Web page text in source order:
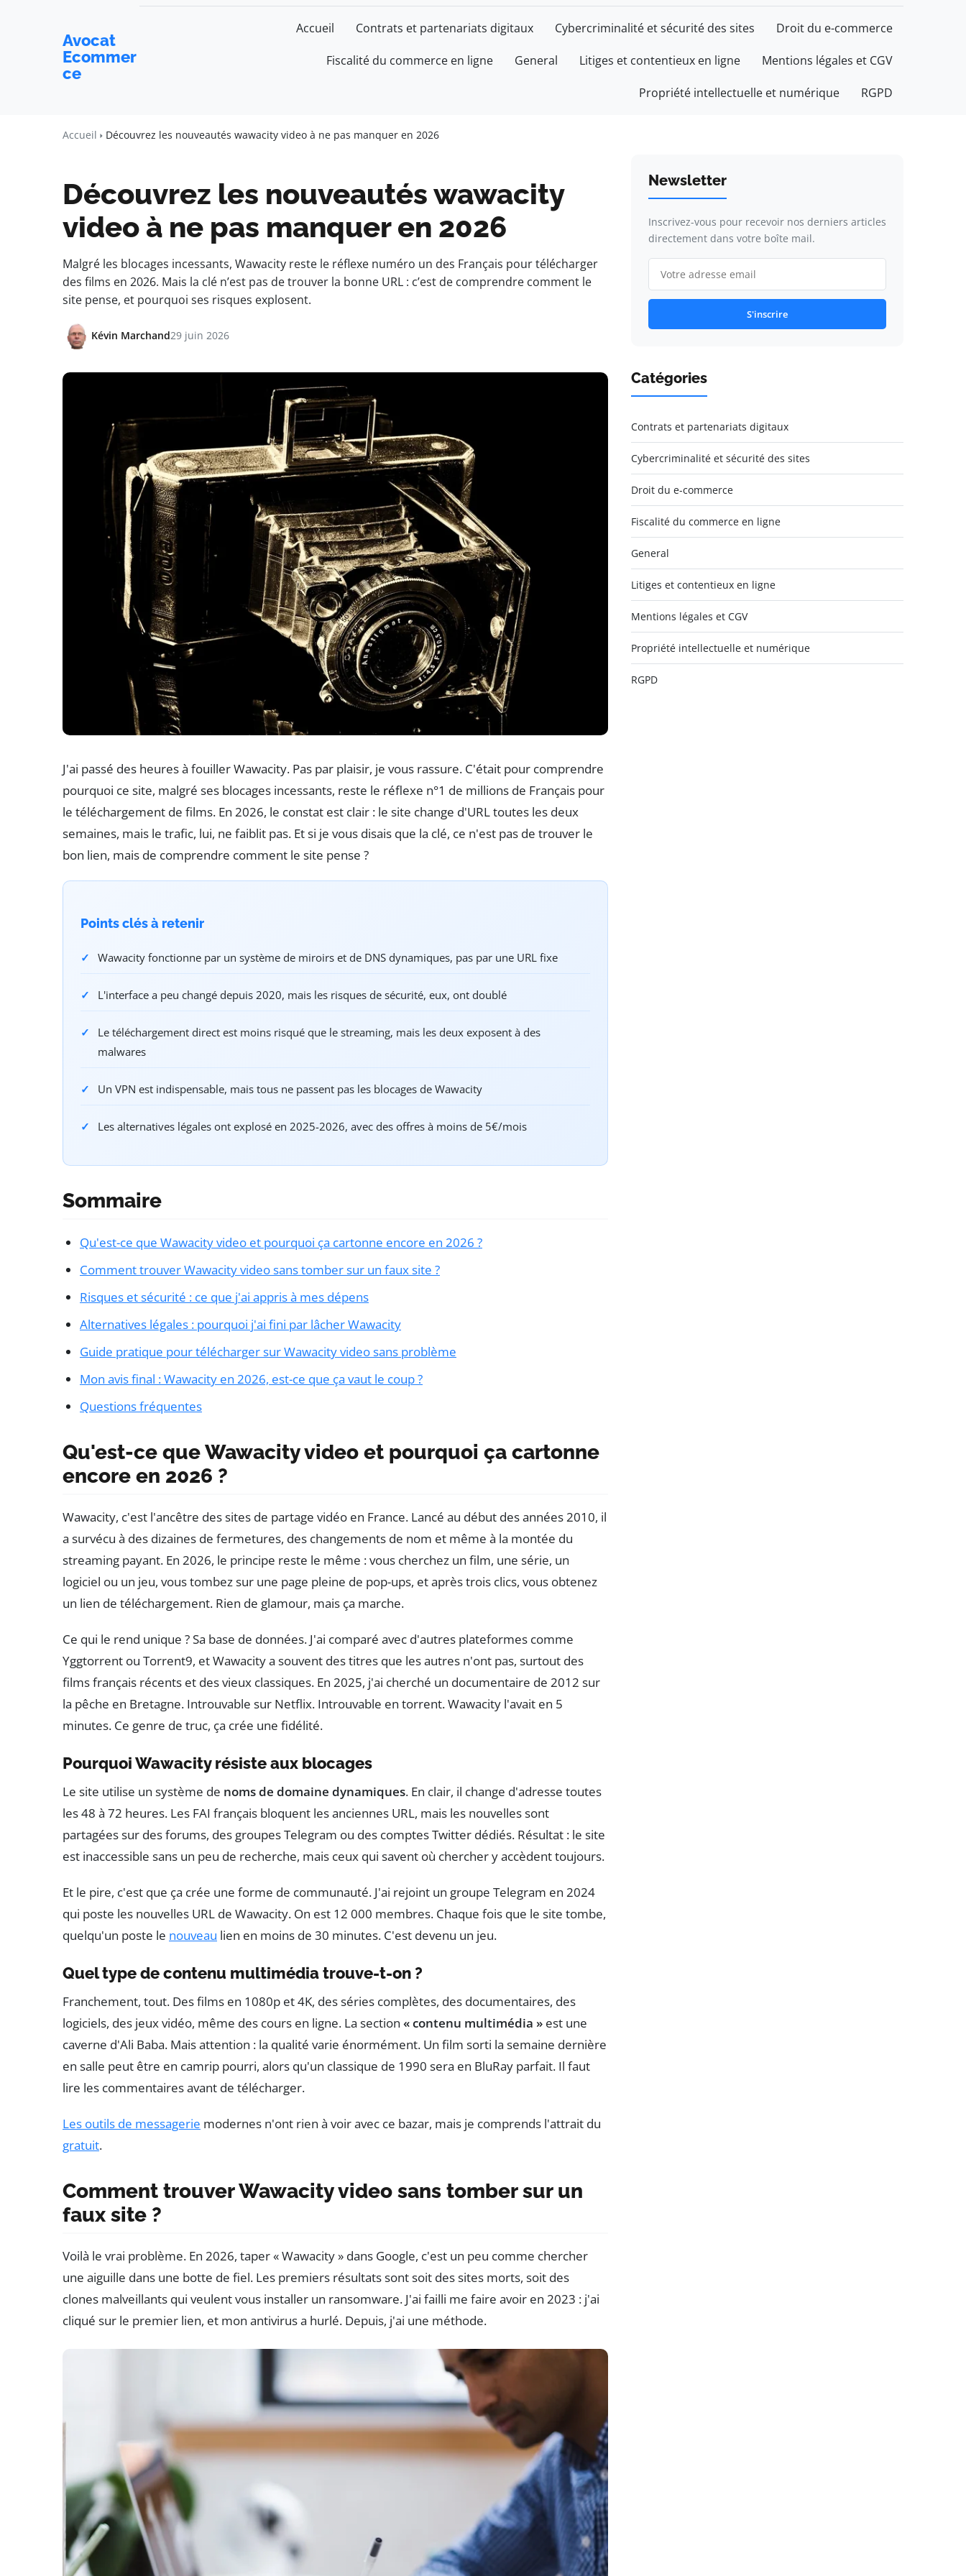
Avocat
Ecommer
ce
Accueil Contrats et partenariats digitaux Cybercriminalité et sécurité des sites Droit du e-commerce
Fiscalité du commerce en ligne General Litiges et contentieux en ligne Mentions légales et CGV
Propriété intellectuelle et numérique RGPD
Accueil Découvrez les nouveautés wawacity video à ne pas manquer en 2026
Découvrez les nouveautés wawacity
video à ne pas manquer en 2026
Malgré les blocages incessants, Wawacity reste le réflexe numéro un des Français pour télécharger
des films en 2026. Mais la clé n’est pas de trouver la bonne URL : c’est de comprendre comment le
site pense, et pourquoi ses risques explosent.
Kévin Marchand29 juin 2026
J'ai passé des heures à fouiller Wawacity. Pas par plaisir, je vous rassure. C'était pour comprendre
pourquoi ce site, malgré ses blocages incessants, reste le réflexe n°1 de millions de Français pour
le téléchargement de films. En 2026, le constat est clair : le site change d'URL toutes les deux
semaines, mais le trafic, lui, ne faiblit pas. Et si je vous disais que la clé, ce n'est pas de trouver le
bon lien, mais de comprendre comment le site pense ?
Points clés à retenir
Wawacity fonctionne par un système de miroirs et de DNS dynamiques, pas par une URL fixe
L'interface a peu changé depuis 2020, mais les risques de sécurité, eux, ont doublé
Le téléchargement direct est moins risqué que le streaming, mais les deux exposent à des
malwares
Un VPN est indispensable, mais tous ne passent pas les blocages de Wawacity
Les alternatives légales ont explosé en 2025-2026, avec des offres à moins de 5€/mois
Sommaire
Qu'est-ce que Wawacity video et pourquoi ça cartonne encore en 2026 ?
Comment trouver Wawacity video sans tomber sur un faux site ?
Risques et sécurité : ce que j'ai appris à mes dépens
Alternatives légales : pourquoi j'ai fini par lâcher Wawacity
Guide pratique pour télécharger sur Wawacity video sans problème
Mon avis final : Wawacity en 2026, est-ce que ça vaut le coup ?
Questions fréquentes
Qu'est-ce que Wawacity video et pourquoi ça cartonne
encore en 2026 ?
Wawacity, c'est l'ancêtre des sites de partage vidéo en France. Lancé au début des années 2010, il
a survécu à des dizaines de fermetures, des changements de nom et même à la montée du
streaming payant. En 2026, le principe reste le même : vous cherchez un film, une série, un
logiciel ou un jeu, vous tombez sur une page pleine de pop-ups, et après trois clics, vous obtenez
un lien de téléchargement. Rien de glamour, mais ça marche.
Ce qui le rend unique ? Sa base de données. J'ai comparé avec d'autres plateformes comme
Yggtorrent ou Torrent9, et Wawacity a souvent des titres que les autres n'ont pas, surtout des
films français récents et des vieux classiques. En 2025, j'ai cherché un documentaire de 2012 sur
la pêche en Bretagne. Introuvable sur Netflix. Introuvable en torrent. Wawacity l'avait en 5
minutes. Ce genre de truc, ça crée une fidélité.
Pourquoi Wawacity résiste aux blocages
Le site utilise un système de noms de domaine dynamiques. En clair, il change d'adresse toutes
les 48 à 72 heures. Les FAI français bloquent les anciennes URL, mais les nouvelles sont
partagées sur des forums, des groupes Telegram ou des comptes Twitter dédiés. Résultat : le site
est inaccessible sans un peu de recherche, mais ceux qui savent où chercher y accèdent toujours.
Et le pire, c'est que ça crée une forme de communauté. J'ai rejoint un groupe Telegram en 2024
qui poste les nouvelles URL de Wawacity. On est 12 000 membres. Chaque fois que le site tombe,
quelqu'un poste le nouveau lien en moins de 30 minutes. C'est devenu un jeu.
Quel type de contenu multimédia trouve-t-on ?
Franchement, tout. Des films en 1080p et 4K, des séries complètes, des documentaires, des
logiciels, des jeux vidéo, même des cours en ligne. La section « contenu multimédia » est une
caverne d'Ali Baba. Mais attention : la qualité varie énormément. Un film sorti la semaine dernière
en salle peut être en camrip pourri, alors qu'un classique de 1990 sera en BluRay parfait. Il faut
lire les commentaires avant de télécharger.
Les outils de messagerie modernes n'ont rien à voir avec ce bazar, mais je comprends l'attrait du
gratuit.
Comment trouver Wawacity video sans tomber sur un
faux site ?
Voilà le vrai problème. En 2026, taper « Wawacity » dans Google, c'est un peu comme chercher
une aiguille dans une botte de fiel. Les premiers résultats sont soit des sites morts, soit des
clones malveillants qui veulent vous installer un ransomware. J'ai failli me faire avoir en 2023 : j'ai
cliqué sur le premier lien, et mon antivirus a hurlé. Depuis, j'ai une méthode.
Newsletter
Inscrivez-vous pour recevoir nos derniers articles
directement dans votre boîte mail.
S'inscrire
Catégories
Contrats et partenariats digitaux
Cybercriminalité et sécurité des sites
Droit du e-commerce
Fiscalité du commerce en ligne
General
Litiges et contentieux en ligne
Mentions légales et CGV
Propriété intellectuelle et numérique
RGPD